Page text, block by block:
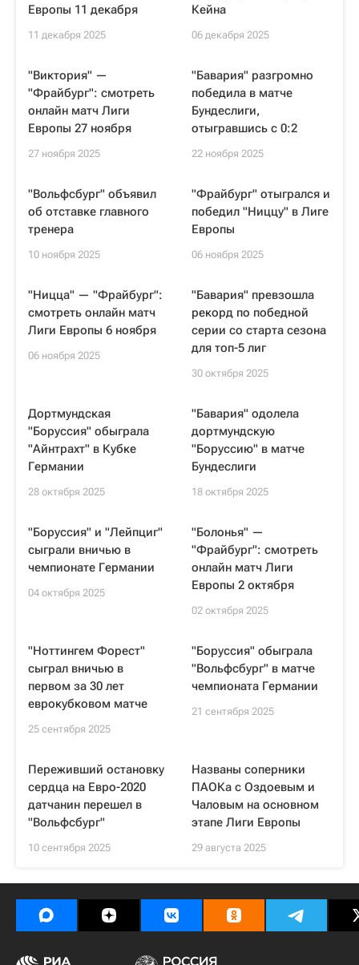
Европы 11 декабря
11 декабря 2025
Кейна
06 декабря 2025
"Виктория" —
"Фрайбург": смотреть
онлайн матч Лиги
Европы 27 ноября
27 ноября 2025
"Бавария" разгромно
победила в матче
Бундеслиги,
отыгравшись с 0:2
22 ноября 2025
"Вольфсбург" объявил
об отставке главного
тренера
10 ноября 2025
"Фрайбург" отыгрался и
победил "Ниццу" в Лиге
Европы
06 ноября 2025
"Ницца" — "Фрайбург":
смотреть онлайн матч
Лиги Европы 6 ноября
06 ноября 2025
"Бавария" превзошла
рекорд по победной
серии со старта сезона
для топ-5 лиг
30 октября 2025
Дортмундская
"Боруссия" обыграла
"Айнтрахт" в Кубке
Германии
28 октября 2025
"Бавария" одолела
дортмундскую
"Боруссию" в матче
Бундеслиги
18 октября 2025
"Боруссия" и "Лейпциг"
сыграли вничью в
чемпионате Германии
04 октября 2025
"Болонья" —
"Фрайбург": смотреть
онлайн матч Лиги
Европы 2 октября
02 октября 2025
"Ноттингем Форест"
сыграл вничью в
первом за 30 лет
еврокубковом матче
25 сентября 2025
"Боруссия" обыграла
"Вольфсбург" в матче
чемпионата Германии
21 сентября 2025
Переживший остановку
сердца на Евро-2020
датчанин перешел в
"Вольфсбург"
10 сентября 2025
Названы соперники
ПАОКа с Оздоевым и
Чаловым на основном
этапе Лиги Европы
29 августа 2025